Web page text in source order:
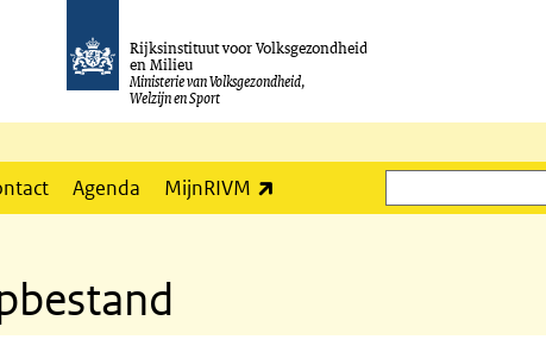
Rijksinstituut voor Volksgezondheid
en Milieu
Ministerie van Volksgezondheid,
Welzijn en Sport
Agenda MijnRIVM
Zoeken